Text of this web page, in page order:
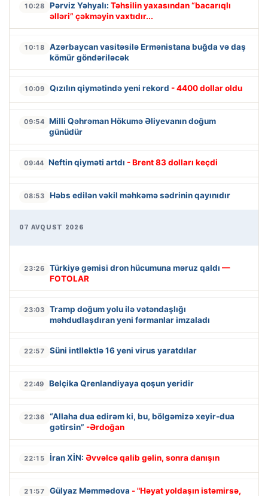
10:28 Pərviz Yəhyalı: Təhsilin yaxasından “bacarıqlı
əlləri” çəkməyin vaxtıdır...
10:18
Azərbaycan vasitəsilə Ermənistana buğda və daş
kömür göndəriləcək
10:09 Qızılın qiymətində yeni rekord - 4400 dollar oldu
09:54 Milli Qəhrəman Hökumə Əliyevanın doğum
günüdür
09:44 Neftin qiyməti artdı - Brent 83 dolları keçdi
08:53 Həbs edilən vəkil məhkəmə sədrinin qayınıdır
07 AVQUST 2026
23:26 Türkiyə gəmisi dron hücumuna məruz qaldı —
FOTOLAR
23:03
Tramp doğum yolu ilə vətəndaşlığı
məhdudlaşdıran yeni fərmanlar imzaladı
22:57 Süni intllektlə 16 yeni virus yaratdılar
22:49 Belçika Qrenlandiyaya qoşun yeridir
22:36
“Allaha dua edirəm ki, bu, bölgəmizə xeyir-dua
gətirsin” -Ərdoğan
22:15 İran XİN: Əvvəlcə qalib gəlin, sonra danışın
21:57 Gülyaz Məmmədova - "Həyat yoldaşın istəmirsə,